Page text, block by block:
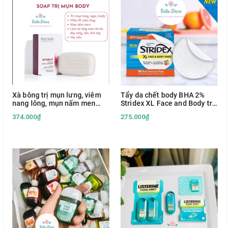
Xà bông trị mụn lưng, viêm
nang lông, mụn nấm men
Lactic and BHA
374.000₫
Tẩy da chết body BHA 2%
Stridex XL Face and Body trị
lông
275.000₫